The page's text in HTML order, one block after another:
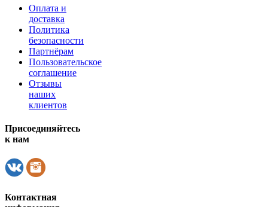
Оплата и
доставка
Политика
безопасности
Партнёрам
Пользовательское
соглашение
Отзывы
наших
клиентов
Присоединяйтесь
к нам
Контактная